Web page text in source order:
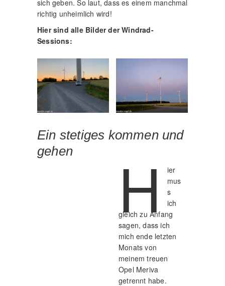
sich geben. So laut, dass es einem manchmal
richtig unheimlich wird!
Hier sind alle Bilder der Windrad-
Sessions:
Ein stetiges kommen und
gehen
H
ier
mus
s
ich
gleich zu Anfang
sagen, dass ich
mich ende letzten
Monats von
meinem treuen
Opel Meriva
getrennt habe.